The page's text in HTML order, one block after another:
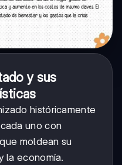
y sus
históricamente
uno con
moldean su
la economía.